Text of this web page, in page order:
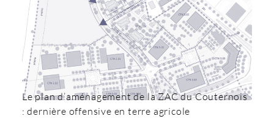
Le plan d’aménagement de la ZAC du Couternois
: dernière offensive en terre agricole